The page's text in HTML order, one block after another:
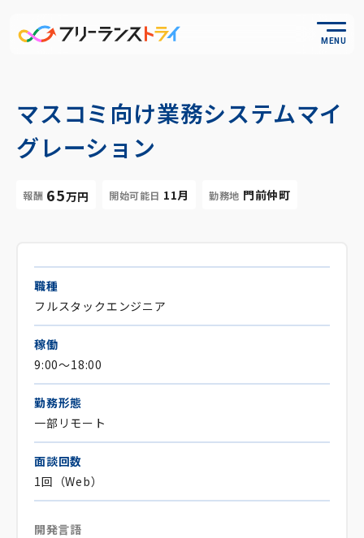
MENU
マスコミ向け業務システムマイ
グレーション
報酬 65万円 開始可能日 11月 勤務地 門前仲町
職種
フルスタックエンジニア
稼働
9:00～18:00
勤務形態
一部リモート
面談回数
1回（Web）
開発言語